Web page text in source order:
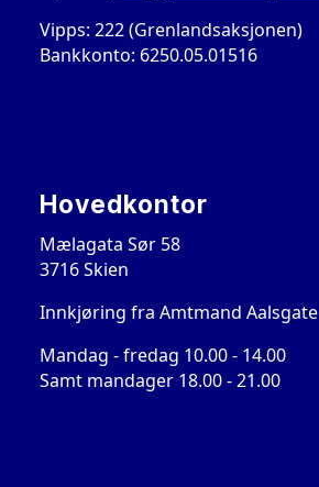
Vipps: 222 (Grenlandsaksjonen)
Bankkonto: 6250.05.01516
Hovedkontor
Mælagata Sør 58
3716 Skien
Innkjøring fra Amtmand Aalsgate
Mandag - fredag 10.00 - 14.00
Samt mandager 18.00 - 21.00